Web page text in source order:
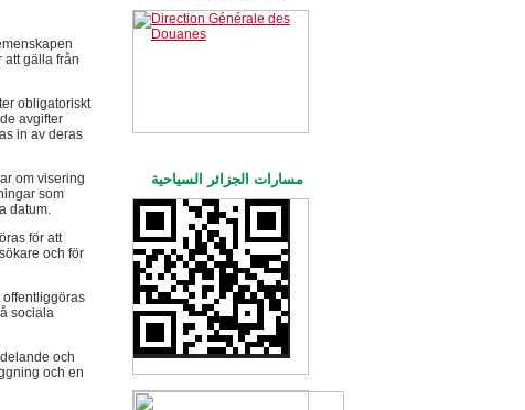
att gälla från
obligatoriskt
avgifter
in av deras
om visering
som
datum.
för att
och för
offentliggöras
sociala
och
och en
مسارات الجزائر السياحية